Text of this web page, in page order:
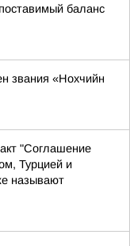
баланс
звания «Нохчийн
"Соглашение
Турцией и
называют